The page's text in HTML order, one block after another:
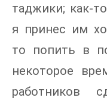
таджики; как-
я принес им
то попить в
некоторое
работников